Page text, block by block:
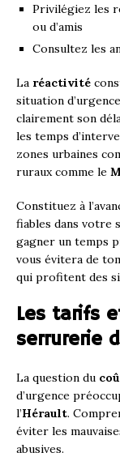
Privilégiez les
ou d’amis
Consultez les
La réactivité
situation
clairement son
les temps
zones urbaines
ruraux comme le
Constituez à
fiables dans votre
gagner un temps
vous évitera de
qui profitent des
Les tarifs
serrurerie
La question du
d’urgence
l’Hérault.
éviter les
abusives.